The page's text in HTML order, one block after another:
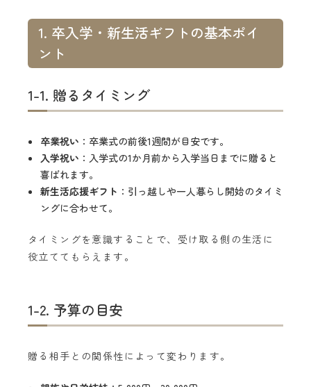
1. 卒入学・新生活ギフトの基本ポイ
ント
1-1. 贈るタイミング
卒業祝い ：卒業式の前後1週間が目安です。
入学祝い ：入学式の1か月前から入学当日までに贈ると
喜ばれます。
新生活応援ギフト ：引っ越しや一人暮らし開始のタイミ
ングに合わせて。
タイミングを意識することで、受け取る側の生活に
役立ててもらえます。
1-2. 予算の目安
贈る相手との関係性によって変わります。